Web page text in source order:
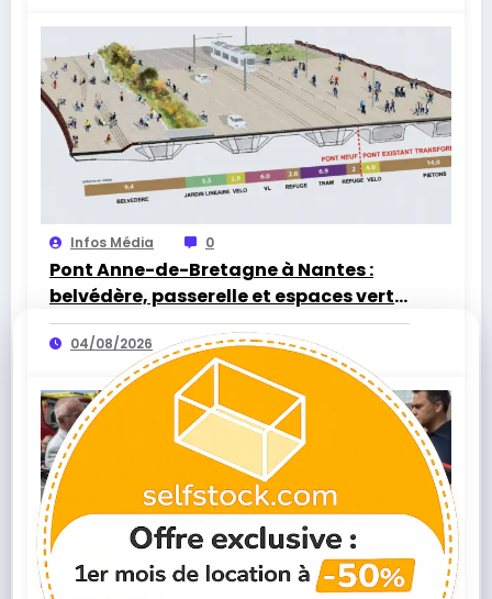
Infos Média 0
Pont Anne-de-Bretagne à Nantes :
belvédère, passerelle et espaces verts,
la réouverture approche
04/08/2026